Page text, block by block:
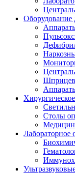
Оборудование
Столы
Лабораторное